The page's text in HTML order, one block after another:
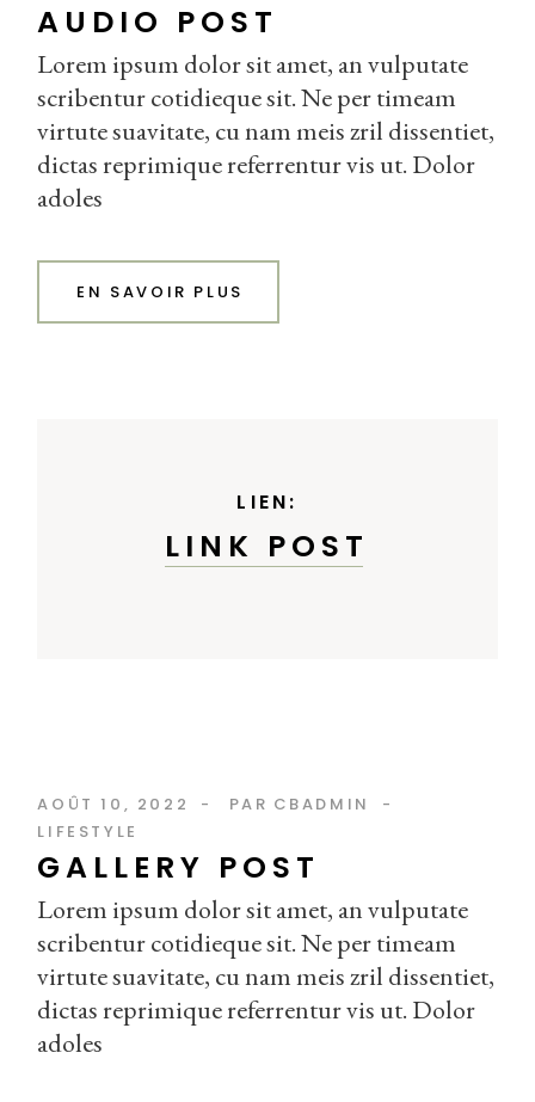
AUDIO POST
Lorem ipsum dolor sit amet, an vulputate
scribentur cotidieque sit. Ne per timeam
virtute suavitate, cu nam meis zril dissentiet,
dictas reprimique referrentur vis ut. Dolor
adoles
EN SAVOIR PLUS
LIEN:
LINK POST
AOÛT 10, 2022 PAR CBADMIN
LIFESTYLE
GALLERY POST
Lorem ipsum dolor sit amet, an vulputate
scribentur cotidieque sit. Ne per timeam
virtute suavitate, cu nam meis zril dissentiet,
dictas reprimique referrentur vis ut. Dolor
adoles